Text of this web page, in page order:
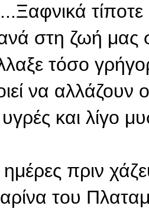
στη ζωή μας
τόσο
να αλλάζουν
υγρές και λίγο
ημέρες πριν
του